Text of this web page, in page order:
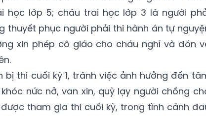
học lớp 5; cháu trai học lớp 3 là người
thuyết phục người phải thi hành án tự
xin phép cô giáo cho cháu nghỉ và đón
thi cuối kỳ 1, tránh việc ảnh hưởng đến
nức nở, van xin, quỳ lạy người chồng
tham gia thi cuối kỳ, trong tình cảnh